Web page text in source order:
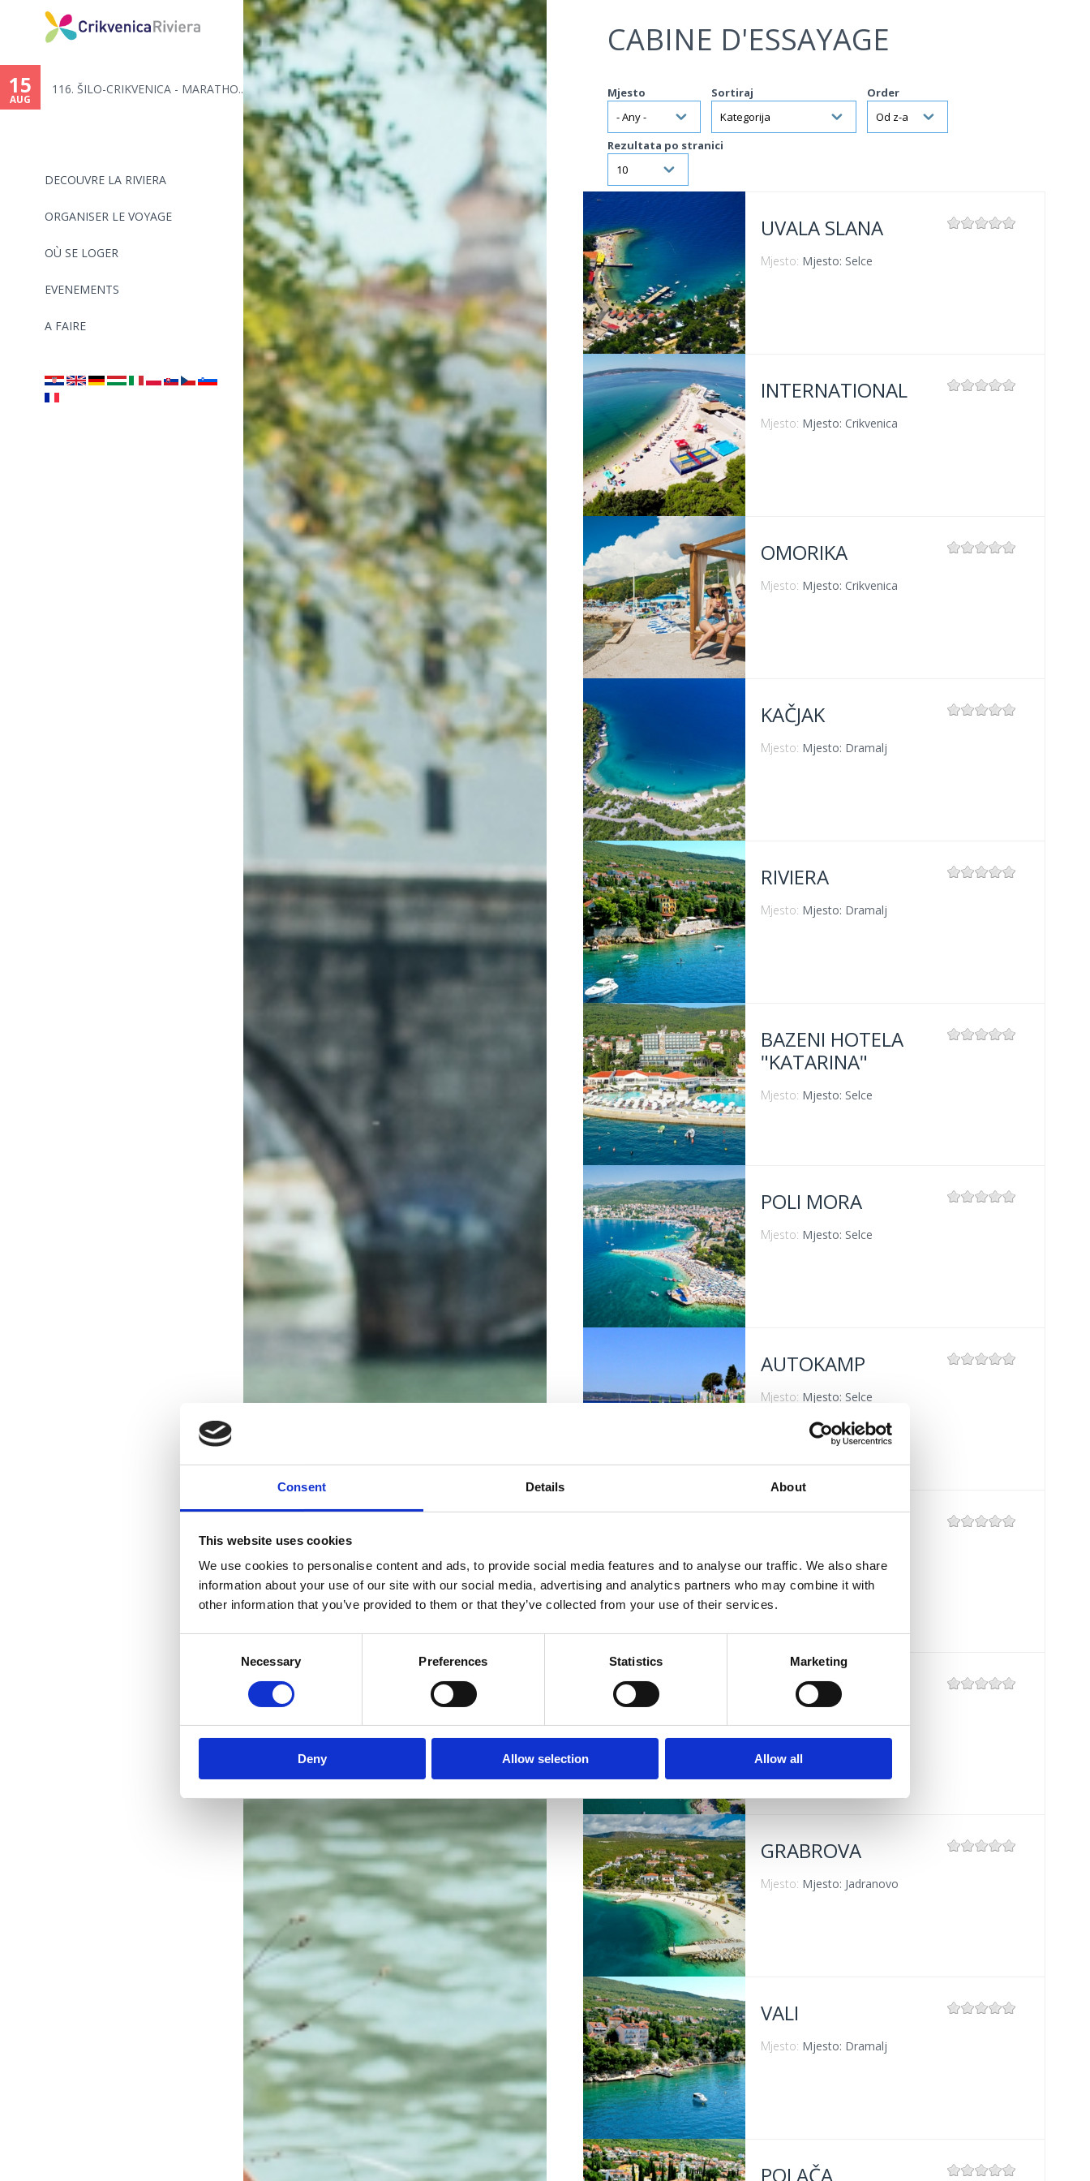
Consent Details About
This website uses cookies
We use cookies to personalise content and ads, to provide social media features and to analyse our traffic. We also share
information about your use of our site with our social media, advertising and analytics partners who may combine it with
other information that you’ve provided to them or that they’ve collected from your use of their services.
Necessary Preferences Statistics Marketing
Deny Allow selection Allow all
Jump to navigation
DECOUVRE LA RIVIERA
ORGANISER LE VOYAGE
OÙ SE LOGER
EVENEMENTS
A FAIRE
15
AUG
116. ŠILO-CRIKVENICA - MARATHO...
CABINE D'ESSAYAGE
Mjesto Sortiraj Order
Rezultata po stranici
VIŠE INFORMACIJA
UVALA SLANA
Mjesto: Mjesto: Selce
VIŠE INFORMACIJA
INTERNATIONAL
Mjesto: Mjesto: Crikvenica
VIŠE INFORMACIJA
OMORIKA
Mjesto: Mjesto: Crikvenica
VIŠE INFORMACIJA
KAČJAK
Mjesto: Mjesto: Dramalj
VIŠE INFORMACIJA
RIVIERA
Mjesto: Mjesto: Dramalj
BAZENI HOTELA
"KATARINA"
Mjesto: Mjesto: Selce
VIŠE INFORMACIJA
POLI MORA
Mjesto: Mjesto: Selce
AUTOKAMP
Mjesto: Mjesto: Selce
VIŠE INFORMACIJA
Mjesto: Mjesto: Crikvenica
BALUSTRADA
VIŠE INFORMACIJA
GRABROVA
Mjesto: Mjesto: Jadranovo
VIŠE INFORMACIJA
VALI
Mjesto: Mjesto: Dramalj
POLAČA